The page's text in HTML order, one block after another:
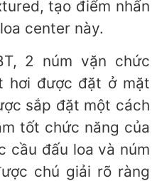
tạo điểm nhấn
center này.
2 núm vặn chức
hơi được đặt ở mặt
sắp đặt một cách
tốt chức năng của
cầu đấu loa và núm
chú giải rõ ràng